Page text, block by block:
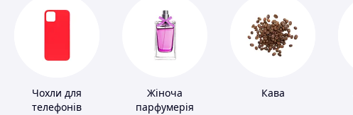
Чохли для
телефонів
Жіноча
парфумерія
Кава